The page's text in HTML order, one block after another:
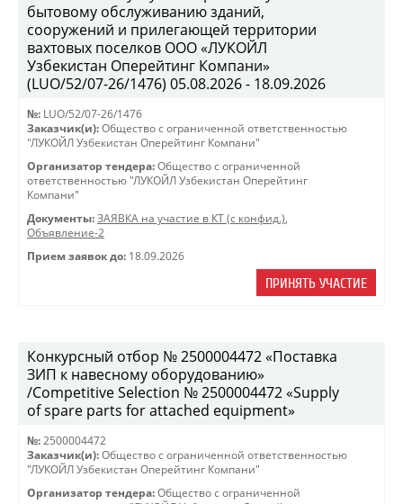
бытовому обслуживанию зданий,
сооружений и прилегающей территории
вахтовых поселков ООО «ЛУКОЙЛ
Узбекистан Оперейтинг Компани»
(LUO/52/07-26/1476) 05.08.2026 - 18.09.2026
№: LUO/52/07-26/1476
Заказчик(и): Общество с ограниченной ответственностью
"ЛУКОЙЛ Узбекистан Оперейтинг Компани"
Организатор тендера: Общество с ограниченной
ответственностью "ЛУКОЙЛ Узбекистан Оперейтинг
Компани"
Документы: ЗАЯВКА на участие в КТ (с конфид.),
Объявление-2
Прием заявок до: 18.09.2026
ПРИНЯТЬ УЧАСТИЕ
Конкурсный отбор № 2500004472 «Поставка
ЗИП к навесному оборудованию»
/Competitive Selection № 2500004472 «Supply
of spare parts for attached equipment»
№: 2500004472
Заказчик(и): Общество с ограниченной ответственностью
"ЛУКОЙЛ Узбекистан Оперейтинг Компани"
Организатор тендера: Общество с ограниченной